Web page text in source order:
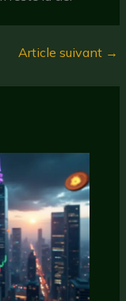
Article suivant →